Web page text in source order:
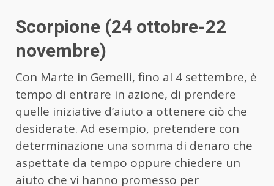
Scorpione (24 ottobre-22
novembre)
Con Marte in Gemelli, fino al 4 settembre, è
tempo di entrare in azione, di prendere
quelle iniziative d’aiuto a ottenere ciò che
desiderate. Ad esempio, pretendere con
determinazione una somma di denaro che
aspettate da tempo oppure chiedere un
aiuto che vi hanno promesso per